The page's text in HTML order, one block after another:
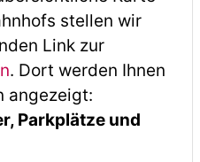
stellen wir
Link zur
. Dort werden Ihnen
angezeigt:
Parkplätze und